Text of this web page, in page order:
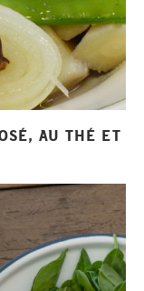
AU THÉ ET